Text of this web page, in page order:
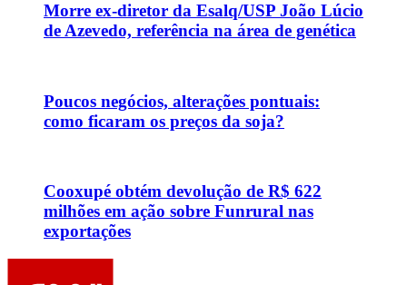
Morre ex-diretor da Esalq/USP João Lúcio
de Azevedo, referência na área de genética
Poucos negócios, alterações pontuais:
como ficaram os preços da soja?
Cooxupé obtém devolução de R$ 622
milhões em ação sobre Funrural nas
exportações